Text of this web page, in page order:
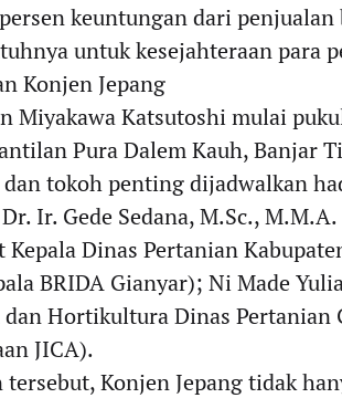
keuntungan dari
untuk kesejahteraan para
Konjen Jepang
Miyakawa Katsutoshi mulai
Pura Dalem Kauh, Banjar
dan tokoh penting dijadwalkan
Ir. Gede Sedana, M.Sc.,
Kepala Dinas Pertanian
BRIDA Gianyar); ​Ni Made
dan Hortikultura Dinas
JICA).
Konjen Jepang tidak